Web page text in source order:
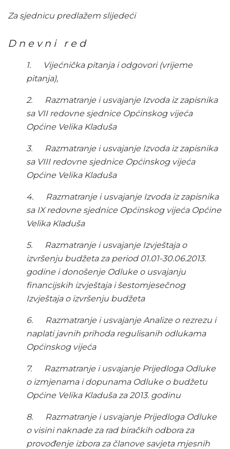
Za sjednicu predlažem slijedeći
D n e v n i r e d
1.
Vijećnička pitanja i odgovori (vrijeme
pitanja),
2.
Razmatranje i usvajanje Izvoda iz zapisnika
sa VII redovne sjednice Općinskog vijeća
Općine Velika Kladuša
3.
Razmatranje i usvajanje Izvoda iz zapisnika
sa VIII redovne sjednice Općinskog vijeća
Općine Velika Kladuša
4.
Razmatranje i usvajanje Izvoda iz zapisnika
sa IX redovne sjednice Općinskog vijeća Općine
Velika Kladuša
5.
Razmatranje i usvajanje Izvještaja o
izvršenju budžeta za period 01.01-30.06.2013.
godine i donošenje Odluke o usvajanju
financijskih izvještaja i šestomjesečnog
Izvještaja o izvršenju budžeta
6.
Razmatranje i usvajanje Analize o rezrezu i
naplati javnih prihoda regulisanih odlukama
Općinskog vijeća
7.
Razmatranje i usvajanje Prijedloga Odluke
o izmjenama i dopunama Odluke o budžetu
Općine Velika Kladuša za 2013. godinu
8.
Razmatranje i usvajanje Prijedloga Odluke
o visini naknade za rad biračkih odbora za
provođenje izbora za članove savjeta mjesnih